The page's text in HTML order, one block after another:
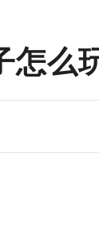
怎么